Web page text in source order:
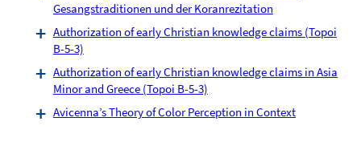
Gesangstraditionen und der Koranrezitation
Authorization of early Christian knowledge claims (Topoi
B-5-3)
Authorization of early Christian knowledge claims in Asia
Minor and Greece (Topoi B-5-3)
Avicenna’s Theory of Color Perception in Context